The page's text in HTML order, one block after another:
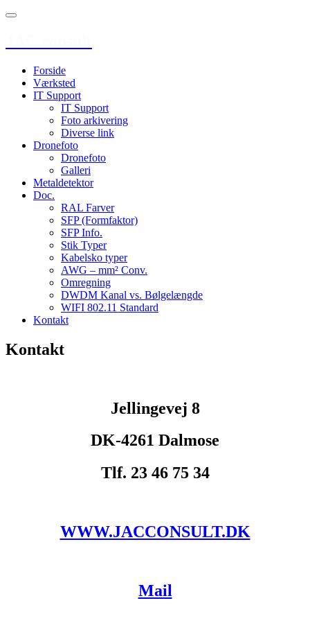
Forside
Værksted
IT Support
IT Support
Foto arkivering
Diverse link
Dronefoto
Dronefoto
Galleri
Metaldetektor
Doc.
RAL Farver
SFP (Formfaktor)
SFP Info.
Stik Typer
Kabelsko typer
AWG – mm² Conv.
Omregning
DWDM Kanal vs. Bølgelængde
WIFI 802.11 Standard
Kontakt
Kontakt
Jellingevej 8
DK-4261 Dalmose
Tlf. 23 46 75 34
WWW.JACCONSULT.DK
Mail